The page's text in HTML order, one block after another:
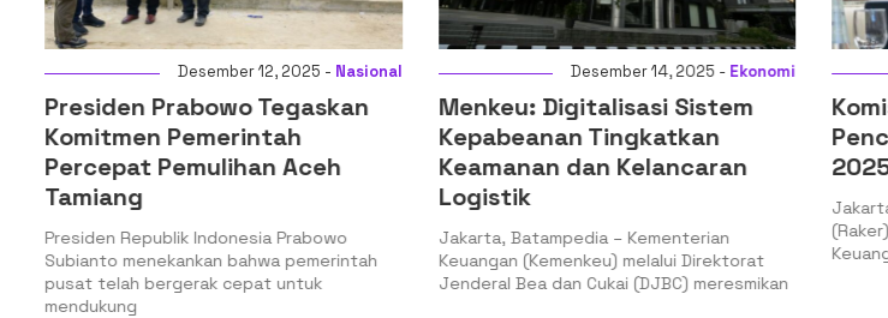
Desember 12, 2025 -Nasional
Presiden Prabowo Tegaskan
Komitmen Pemerintah
Percepat Pemulihan Aceh
Tamiang
Presiden Republik Indonesia Prabowo
Subianto menekankan bahwa pemerintah
pusat telah bergerak cepat untuk
mendukung
Desember 14, 2025 -Ekonomi
Menkeu: Digitalisasi Sistem
Kepabeanan Tingkatkan
Keamanan dan Kelancaran
Logistik
Jakarta, Batampedia – Kementerian
Keuangan (Kemenkeu) melalui Direktorat
Jenderal Bea dan Cukai (DJBC) meresmikan
2025